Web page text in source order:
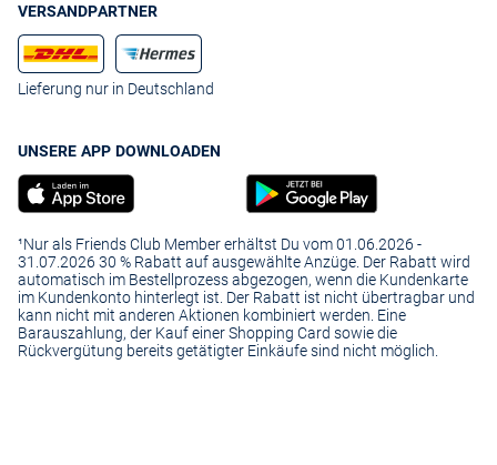
VERSANDPARTNER
Lieferung nur in Deutschland
UNSERE APP DOWNLOADEN
¹Nur als Friends Club Member erhältst Du vom 01.06.2026 -
31.07.2026 30 % Rabatt auf ausgewählte Anzüge. Der Rabatt wird
automatisch im Bestellprozess abgezogen, wenn die Kundenkarte
im Kundenkonto hinterlegt ist. Der Rabatt ist nicht übertragbar und
kann nicht mit anderen Aktionen kombiniert werden. Eine
Barauszahlung, der Kauf einer Shopping Card sowie die
Rückvergütung bereits getätigter Einkäufe sind nicht möglich.